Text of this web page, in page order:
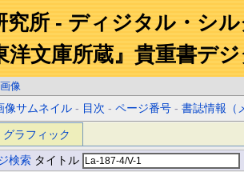
究所 - ディジタル・シ
洋文庫所蔵』貴重書デ
像
像サムネイル - 目次 -ページ番号 -書誌情報（
グラフィック
検索 タイトル